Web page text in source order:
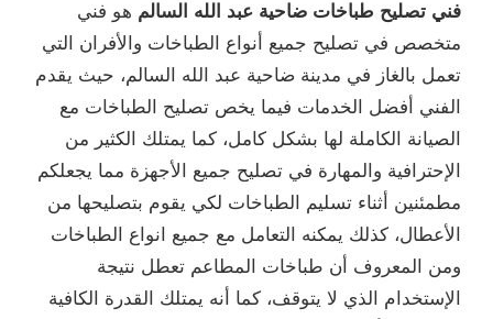
فني تصليح طباخات ضاحية عبد الله السالم هو فني
متخصص في تصليح جميع أنواع الطباخات والأفران التي
تعمل بالغاز في مدينة ضاحية عبد الله السالم، حيث يقدم
الفني أفضل الخدمات فيما يخص تصليح الطباخات مع
الصيانة الكاملة لها بشكل كامل، كما يمتلك الكثير من
الإحترافية والمهارة في تصليح جميع الأجهزة مما يجعلكم
مطمئنين أثناء تسليم الطباخات لكي يقوم بتصليحها من
الأعطال، كذلك يمكنه التعامل مع جميع انواع الطباخات
ومن المعروف أن طباخات المطاعم تعطل نتيجة
الإستخدام الذي لا يتوقف، كما أنه يمتلك القدرة الكافية